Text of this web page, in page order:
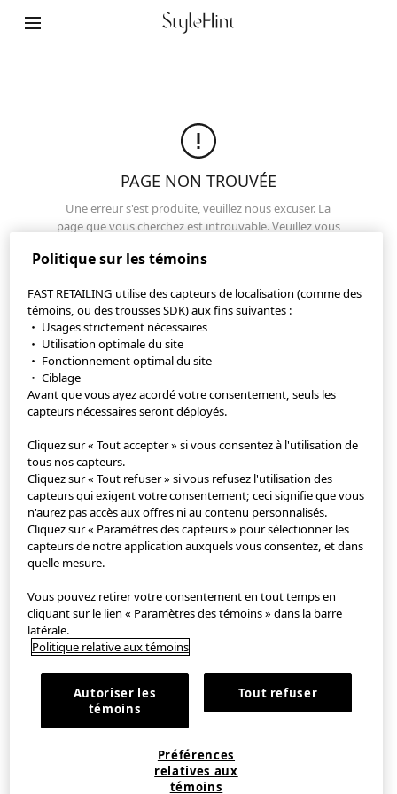
Paramètres relatifs aux témoins
PAGE NON TROUVÉE
Une erreur s'est produite, veuillez nous excuser. La
page que vous cherchez est introuvable. Veuillez vous
page.
Haut de page
Application StyleHint
Conditions d'utilisation
Politique de confidentialité
Plan de site
Contact
Notre société
Paramètres relatifs aux témoins
©FAST RETAILING CO., LTD.
Politique sur les témoins
FAST RETAILING utilise des capteurs de localisation (comme des
témoins, ou des trousses SDK) aux fins suivantes :
・ Usages strictement nécessaires
・ Utilisation optimale du site
・ Fonctionnement optimal du site
・ Ciblage
Avant que vous ayez acordé votre consentement, seuls les
capteurs nécessaires seront déployés.
Cliquez sur « Tout accepter » si vous consentez à l'utilisation de
tous nos capteurs.
Cliquez sur « Tout refuser » si vous refusez l'utilisation des
capteurs qui exigent votre consentement; ceci signifie que vous
n'aurez pas accès aux offres ni au contenu personnalisés.
Cliquez sur « Paramètres des capteurs » pour sélectionner les
capteurs de notre application auxquels vous consentez, et dans
quelle mesure.
Vous pouvez retirer votre consentement en tout temps en
cliquant sur le lien « Paramètres des témoins » dans la barre
latérale.
Politique relative aux témoins
Autoriser les
témoins
Tout refuser
Préférences
relatives aux
témoins